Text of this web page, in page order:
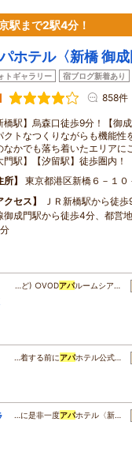
駅まで2駅4分！
ホテル〈新橋 御
トギャラリー 宿ブログ新着あり
858件
橋駅】烏森口徒歩9分！【御
クトなつくりながらも機能性
なかでも落ち着いたエリアに
門駅】【汐留駅】徒歩圏内！
所
東京都港区新橋６－１０
クセス
ＪＲ新橋駅から徒
御成門駅から徒歩4分、都営
…ど) ○VODアパルームシア…
…着する前にアパホテル公式…
…に是非一度アパホテル〈新…